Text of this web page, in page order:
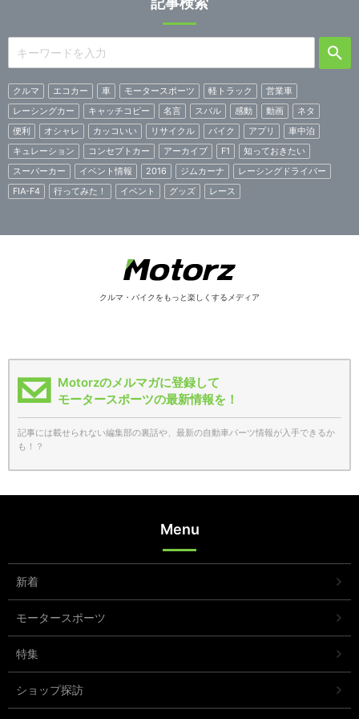
クルマ エコカー 車 モータースポーツ 軽トラック
営業車
レーシングカー
キャッチコピー 名言 スバル 感動 動画
ネタ
便利
オシャレ カッコいい リサイクル バイク アプリ
車中泊
キュレーション
コンセプトカー アーカイブ F1
知っておきたい
スーパーカー
イベント情報 2016 ジムカーナ
レーシングドライバー
FIA-F4
行ってみた！ イベント グッズ レース
クルマ・バイクをもっと楽しくするメディア
Motorzのメルマガに登録して
モータースポーツの最新情報を！
記事には載せられない編集部の裏話や、最新の自動車パーツ情報が入手できるか
も！？
Menu
新着
モータースポーツ
特集
ショップ探訪